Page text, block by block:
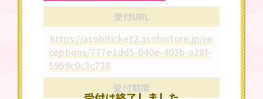
受付URL
https://asobiticket2.asobistore.jp/re
ceptions/777e1dd5-040e-403b-a28f-
5959c0c3c728
受付期間